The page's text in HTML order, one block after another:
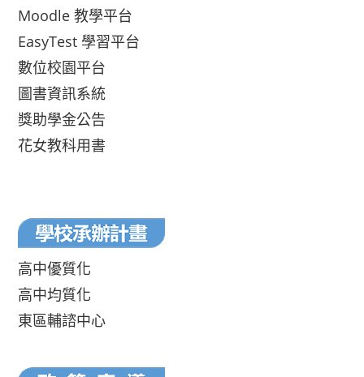
Moodle 教學平台
EasyTest 學習平台
數位校園平台
圖書資訊系統
獎助學金公告
花女教科用書
高中優質化
高中均質化
東區輔諮中心